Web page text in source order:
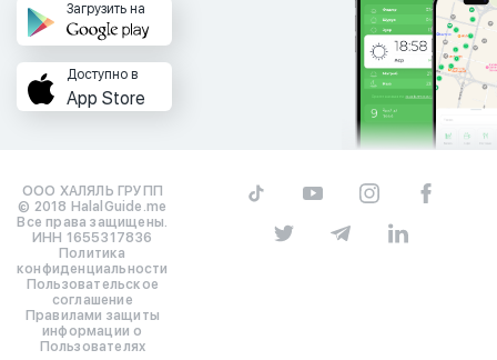
Загрузить на
Доступно в
App Store
ООО ХАЛЯЛЬ ГРУПП
© 2018 HalalGuide.me
Все права защищены.
ИНН 1655317836
Политика
конфиденциальности
Пользовательское
соглашение
Правилами защиты
информации о
Пользователях